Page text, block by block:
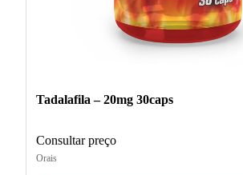
Tadalafila – 20mg 30caps
Consultar preço
Orais